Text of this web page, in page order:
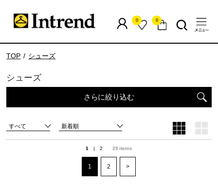
0 0
TOP シューズ
シューズ
さらに絞り込む
すべて 新着順
1 | 2 29 items
1 2 >